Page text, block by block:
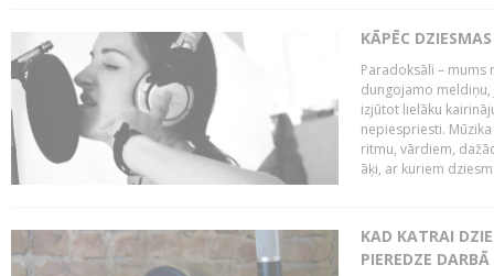
KĀPĒC
Paradoksāli – mums
dungojamo
izjūtot lielāku
nepiespriesti.
ritmu, vārdiem,
āķi, ar kuriem
KAD KATRAI
PIEREDZE